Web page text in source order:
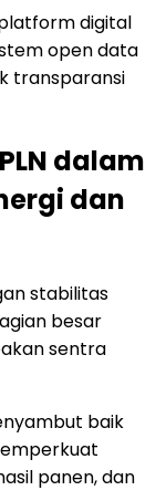
digital
open data
transparansi
dalam
dan
stabilitas
besar
sentra
baik
panen, dan